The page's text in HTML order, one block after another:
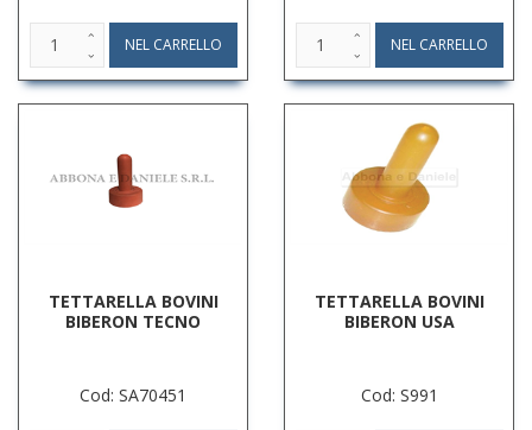
TETTARELLA BOVINI
BIBERON TECNO
Cod: SA70451
TETTARELLA BOVINI
BIBERON USA
Cod: S991